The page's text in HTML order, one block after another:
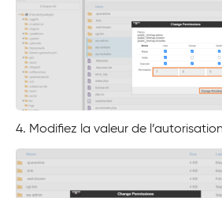
4. Modifiez la valeur de